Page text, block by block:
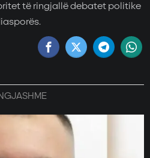
të ringjallë debatet politike